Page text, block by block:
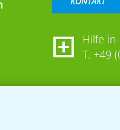
Hilfe
T. +49